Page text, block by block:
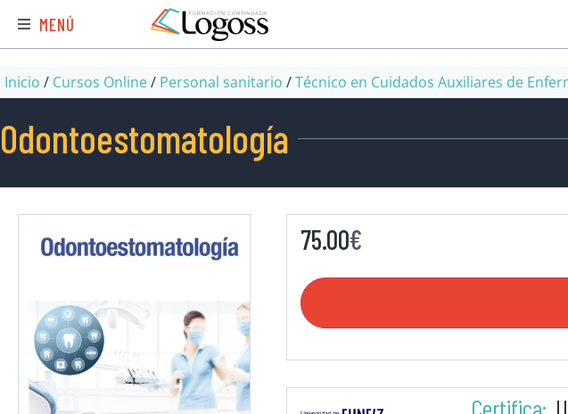
MENÚ
Inicio / Cursos Online/ Personal sanitario /Técnico en Cuidados Auxiliares de
Odontoestomatología
75.00€
Certifica: